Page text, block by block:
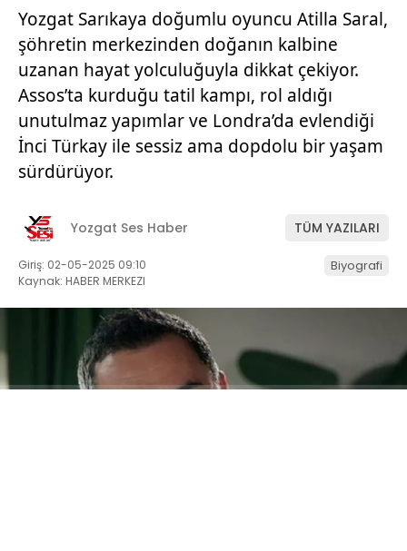
Yozgat Sarıkaya doğumlu oyuncu Atilla Saral,
şöhretin merkezinden doğanın kalbine
uzanan hayat yolculuğuyla dikkat çekiyor.
Assos’ta kurduğu tatil kampı, rol aldığı
unutulmaz yapımlar ve Londra’da evlendiği
İnci Türkay ile sessiz ama dopdolu bir yaşam
sürdürüyor.
Yozgat Ses Haber TÜM YAZILARI
Giriş: 02-05-2025 09:10
Kaynak: HABER MERKEZI
Biyografi